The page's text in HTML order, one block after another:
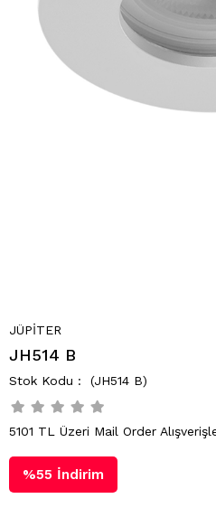
JÜPİTER
JH514 B
(JH514 B)
5101 TL Üzeri Mail Order
%55 İndirim